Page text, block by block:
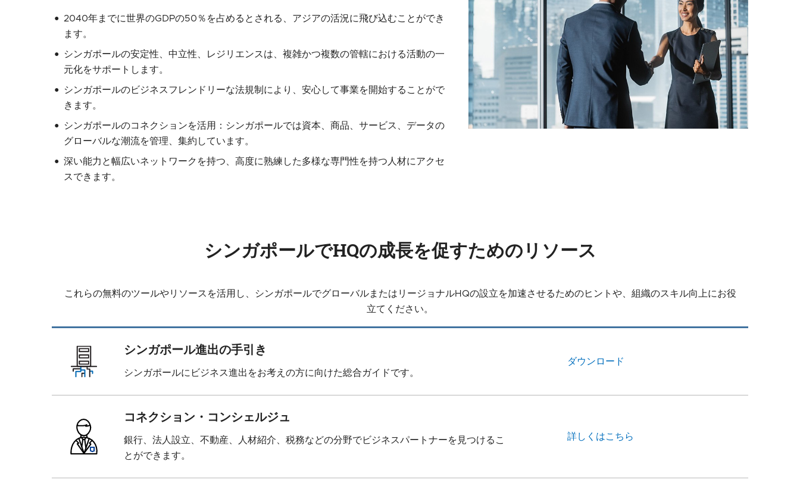
2040年までに世界のGDPの50％を占めるとされる、アジアの活況に飛び込むことができ
ます。
シンガポールの安定性、中立性、レジリエンスは、複雑かつ複数の管轄における活動の一
元化をサポートします。
シンガポールのビジネスフレンドリーな法規制により、安心して事業を開始することがで
きます。
シンガポールのコネクションを活用：シンガポールでは資本、商品、サービス、データの
グローバルな潮流を管理、集約しています。
深い能力と幅広いネットワークを持つ、高度に熟練した多様な専門性を持つ人材にアクセ
スできます。
シンガポールでHQの成長を促すためのリソース
これらの無料のツールやリソースを活用し、シンガポールでグローバルまたはリージョナルHQの設立を加速させるためのヒントや、組織のスキル向上にお役
立てください。
シンガポール進出の手引き
シンガポールにビジネス進出をお考えの方に向けた総合ガイドです。
ダウンロード
コネクション・コンシェルジュ
銀行、法人設立、不動産、人材紹介、税務などの分野でビジネスパートナーを見つけるこ
とができます。
詳しくはこちら